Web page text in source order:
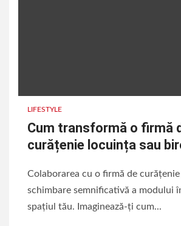
LIFESTYLE
Cum transformă o firmă
curățenie locuința sau
Colaborarea cu o firmă de
schimbare semnificativă a modului
spațiul tău. Imaginează-ți cum...